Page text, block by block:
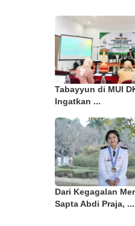
Tabayyun di MUI
Ingatkan ...
Dari Kegagalan
Sapta Abdi Praja, ...